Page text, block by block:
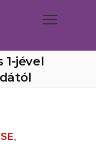
1-jével
,